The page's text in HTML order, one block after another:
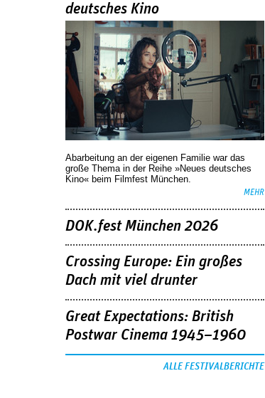
deutsches Kino
Abarbeitung an der eigenen Familie war das
große Thema in der Reihe »Neues deutsches
Kino« beim Filmfest München.
MEHR
DOK.fest München 2026
Crossing Europe: Ein großes
Dach mit viel drunter
Great Expectations: British
Postwar Cinema 1945–1960
ALLE FESTIVALBERICHTE